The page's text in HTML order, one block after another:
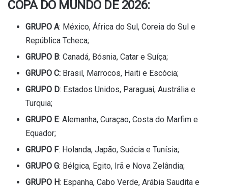
COPA DO MUNDO DE 2026:
GRUPO A: México, África do Sul, Coreia do Sul e
República Tcheca;
GRUPO B: Canadá, Bósnia, Catar e Suíça;
GRUPO C: Brasil, Marrocos, Haiti e Escócia;
GRUPO D: Estados Unidos, Paraguai, Austrália e
Turquia;
GRUPO E: Alemanha, Curaçao, Costa do Marfim e
Equador;
GRUPO F: Holanda, Japão, Suécia e Tunísia;
GRUPO G: Bélgica, Egito, Irã e Nova Zelândia;
GRUPO H: Espanha, Cabo Verde, Arábia Saudita e